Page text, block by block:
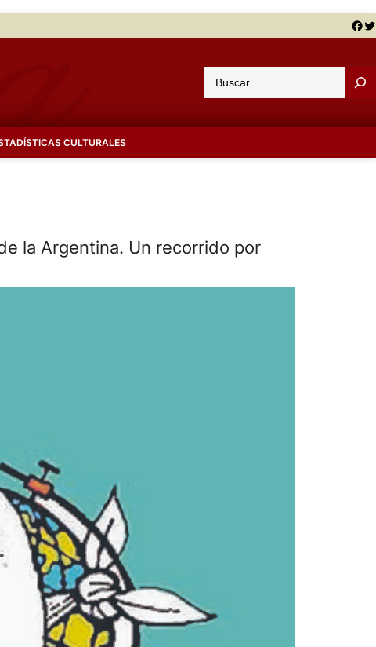
Facebook Twitter
u
a
CULTURALES
la Argentina. Un recorrido por